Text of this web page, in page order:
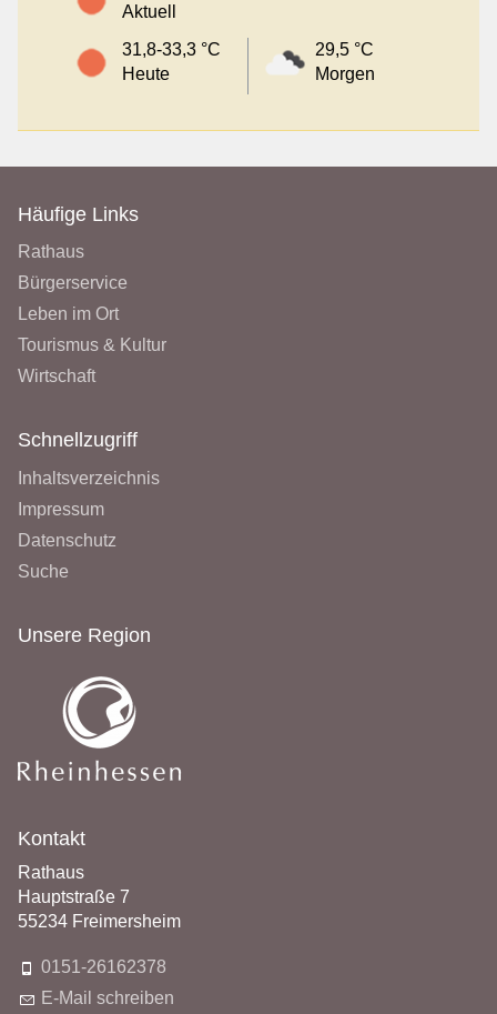
Aktuell
31,8-33,3 °C
Heute
29,5 °C
Morgen
Häufige Links
Rathaus
Bürgerservice
Leben im Ort
Tourismus & Kultur
Wirtschaft
Schnellzugriff
Inhaltsverzeichnis
Impressum
Datenschutz
Suche
Unsere Region
Kontakt
Rathaus
Hauptstraße 7
55234 Freimersheim
0151-26162378
E-Mail schreiben